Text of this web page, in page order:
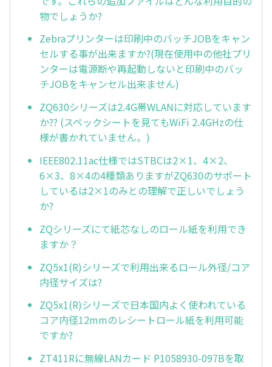
物でしょうか?
Zebraプリンターは印刷中のバッチJOBをキャン
セルする事が出来ますか?(現在使用中の他社プリ
ンターは電源断や再起動しないと印刷中のバッ
チJOBをキャンセル出来ません)
ZQ630シリーズは2.4G帯WLANに対応しています
か?? (スペックシートを見てもWiFi 2.4GHzの仕
様が書かれていません。)
IEEE802.11ac仕様ではSTBCは2×1、4×2、
6×3、8×4の4種類ありますがZQ630のサポート
しているは2×1のみとの理解で正しいでしょう
か?
ZQシリーズにて紙芯なしのロール紙を利用でき
ますか？
ZQ5x1(R)シリーズで利用出来るロール外径/コア
内径サイズは?
ZQ5x1(R)シリーズで日本国内よく使われている
コア内径12mmのレシートロール紙を利用可能
ですか?
ZT411Rに無線LANカード P1058930-097Bを取